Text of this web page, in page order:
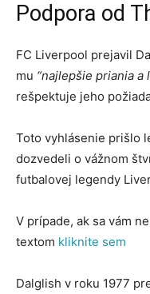
Podpora od
FC Liverpool prejavil
mu “najlepšie priania a
rešpektuje jeho
Toto vyhlásenie prišlo
dozvedeli o vážnom
futbalovej legendy
V prípade, ak sa vám
textom kliknite sem
Dalglish v roku 1977